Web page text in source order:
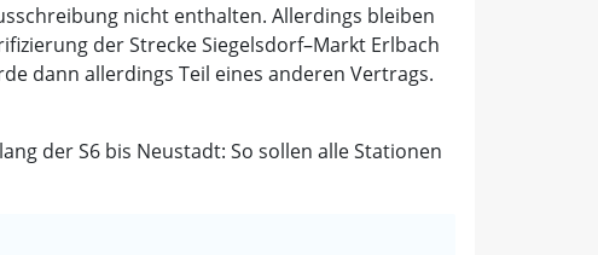
nicht enthalten. Allerdings bleiben
der Strecke Siegelsdorf–Markt Erlbach
dann allerdings Teil eines anderen Vertrags.
der S6 bis Neustadt: So sollen alle Stationen